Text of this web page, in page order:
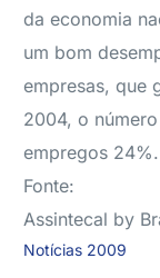
da economia
um bom
empresas, que
2004, o
empregos 24%.
Fonte:
Assintecal by
Notícias 2009